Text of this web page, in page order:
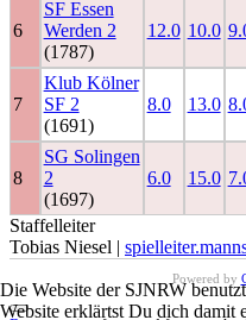
6
SF Essen
Werden 2
(1787)
12.0 10.0
7
Klub Kölner
SF 2
(1691)
8.0 13.0
8
SG Solingen
2
(1697)
6.0 15.0
Staffelleiter
Tobias Niesel |
Powered by
Die Website der SJNRW
Website erklärtst Du dich damit